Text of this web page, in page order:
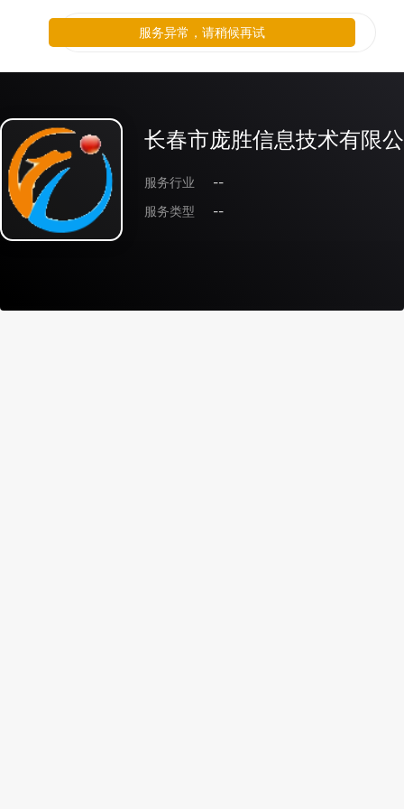
长春市庞胜信息技术有限
服务行业
--
服务类型
--
服务异常，请稍候再试